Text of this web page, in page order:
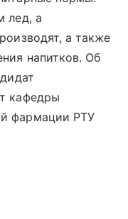
лед, а
а также
напитков. Об
кафедры
фармации РТУ